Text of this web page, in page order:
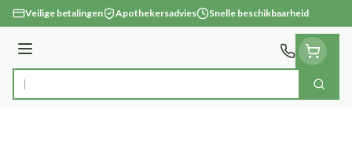
Ga naar de inhoud
Veilige betalingen Apothekersadvies Snelle beschikbaarheid
Menu
Product, merk, categorie... Zoek